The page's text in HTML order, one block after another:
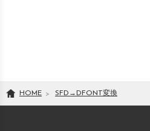
HOME SFD → DFONT 変換